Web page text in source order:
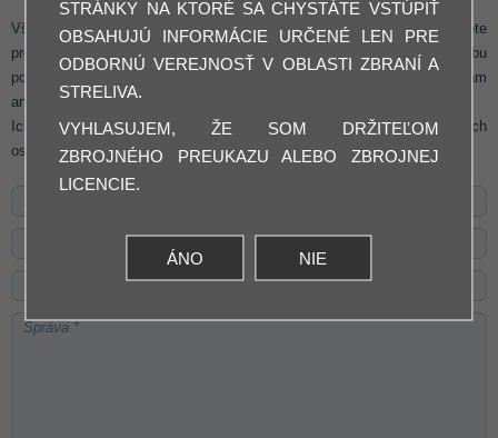
Všetky informácie a osobné údaje, ktoré nám dobrovoľne poskytnete
prostredníctvom on-line formulára, budú slúžiť výlučne pre potrebu
poskytnutia konkrétnej služby a nebudú ďalej poskytované tretím osobám
ani inak komerčne využívané.
Ich odoslaním vyjadrujete svoj súhlas so spracovaním a použitím Vašich
osobných údajov na vyššie uvedené účely.
STRÁNKY NA KTORÉ SA CHYSTÁTE VSTÚPIŤ
OBSAHUJÚ INFORMÁCIE URČENÉ LEN PRE
ODBORNÚ VEREJNOSŤ V OBLASTI ZBRANÍ A
STRELIVA.
VYHLASUJEM, ŽE SOM DRŽITEĽOM
ZBROJNÉHO PREUKAZU ALEBO ZBROJNEJ
LICENCIE.
ÁNO NIE